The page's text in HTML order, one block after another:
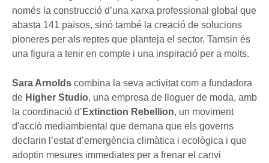
només la construcció d’una xarxa professional global que
abasta 141 països, sinó també la creació de solucions
pioneres per als reptes que planteja el sector. Tamsin és
una figura a tenir en compte i una inspiració per a molts.
Sara Arnolds combina la seva activitat com a fundadora
de Higher Studio, una empresa de lloguer de moda, amb
la coordinació d’ Extinction Rebellion, un moviment
d'acció mediambiental que demana que els governs
declarin l’estat d’emergència climàtica i ecològica i que
adoptin mesures immediates per a frenar el canvi